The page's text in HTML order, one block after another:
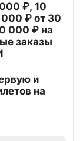
₽, 10
₽ от 30
000 ₽ на
заказы
и
на